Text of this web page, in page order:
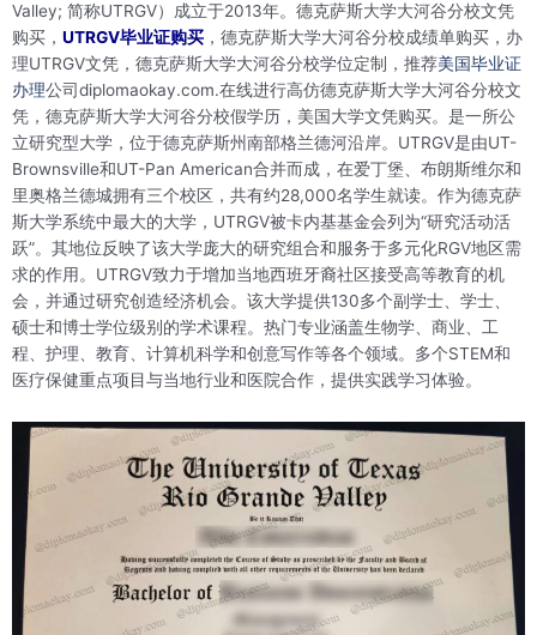
Valley; 简称UTRGV）成立于2013年。德克萨斯大学大河谷分校文凭
购买， UTRGV毕业证购买 ，德克萨斯大学大河谷分校成绩单购买，办
理UTRGV文凭，德克萨斯大学大河谷分校学位定制，推荐美国毕业证
办理公司diplomaokay.com.在线进行高仿德克萨斯大学大河谷分校文
凭，德克萨斯大学大河谷分校假学历，美国大学文凭购买。是一所公
立研究型大学，位于德克萨斯州南部格兰德河沿岸。UTRGV是由UT-
Brownsville和UT-Pan American合并而成，在爱丁堡、布朗斯维尔和
里奥格兰德城拥有三个校区，共有约28,000名学生就读。作为德克萨
斯大学系统中最大的大学，UTRGV被卡内基基金会列为“研究活动活
跃”。其地位反映了该大学庞大的研究组合和服务于多元化RGV地区需
求的作用。UTRGV致力于增加当地西班牙裔社区接受高等教育的机
会，并通过研究创造经济机会。该大学提供130多个副学士、学士、
硕士和博士学位级别的学术课程。热门专业涵盖生物学、商业、工
程、护理、教育、计算机科学和创意写作等各个领域。多个STEM和
医疗保健重点项目与当地行业和医院合作，提供实践学习体验。